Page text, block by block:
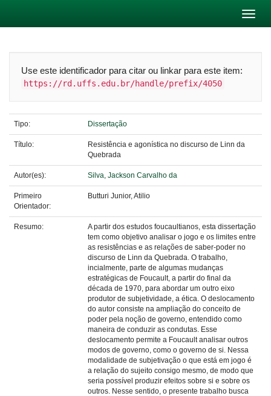
Use este identificador para citar ou linkar para este item:
https://rd.uffs.edu.br/handle/prefix/4050
Tipo: Dissertação
Título:
Resistência e agonística no discurso de Linn da
Quebrada
Autor(es): Silva, Jackson Carvalho da
Primeiro
Orientador:
Butturi Junior, Atilio
Resumo:
A partir dos estudos foucaultianos, esta dissertação
tem como objetivo analisar o jogo e os limites entre
as resistências e as relações de saber-poder no
discurso de Linn da Quebrada. O trabalho,
incialmente, parte de algumas mudanças
estratégicas de Foucault, a partir do final da
década de 1970, para abordar um outro eixo
produtor de subjetividade, a ética. O deslocamento
do autor consiste na ampliação do conceito de
poder pela noção de governo, entendido como
maneira de conduzir as condutas. Esse
deslocamento permite a Foucault analisar outros
modos de governo, como o governo de si. Nessa
modalidade de subjetivação o que está em jogo é
a relação do sujeito consigo mesmo, de modo que
seria possível produzir efeitos sobre si e sobre os
outros. Nesse sentido, o presente trabalho busca